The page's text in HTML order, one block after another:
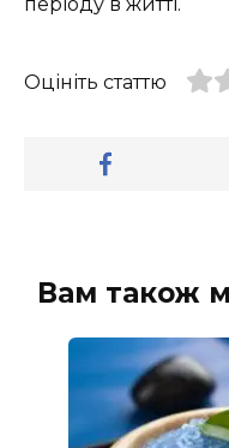
Оцініть статтю
Вам також